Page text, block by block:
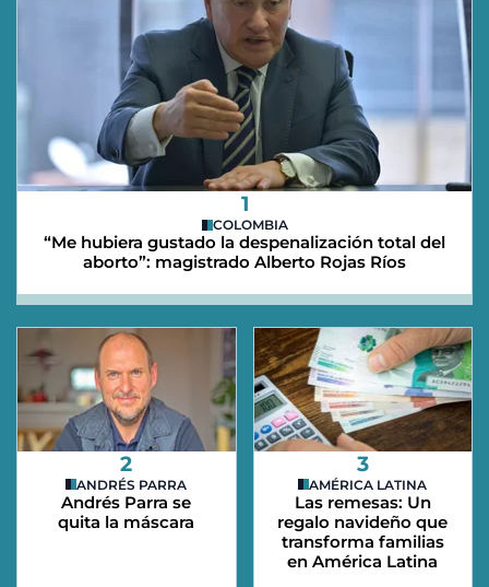
1
COLOMBIA
“Me hubiera gustado la despenalización total del
aborto”: magistrado Alberto Rojas Ríos
2
ANDRÉS PARRA
Andrés Parra se
quita la máscara
3
AMÉRICA LATINA
Las remesas: Un
regalo navideño que
transforma familias
en América Latina